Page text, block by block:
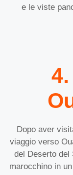
e le viste
Dopo aver
viaggio verso
del Deserto del
marocchino in